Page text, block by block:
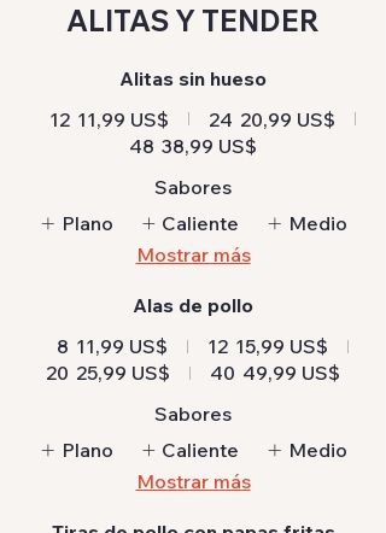
ALITAS Y TENDER
Alitas sin hueso
12 11,99 US$ 24 20,99 US$
48 38,99 US$
Sabores
Plano
Caliente
Medio
Mostrar más
Alas de pollo
8 11,99 US$ 12 15,99 US$
20 25,99 US$ 40 49,99 US$
Sabores
Plano
Caliente
Medio
Mostrar más